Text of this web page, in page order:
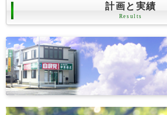
計画と実績
Results